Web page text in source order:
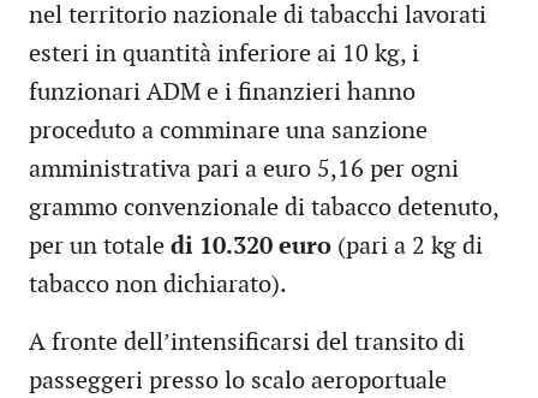
nel territorio nazionale di tabacchi lavorati
esteri in quantità inferiore ai 10 kg, i
funzionari ADM e i finanzieri hanno
proceduto a comminare una sanzione
amministrativa pari a euro 5,16 per ogni
grammo convenzionale di tabacco detenuto,
per un totale di 10.320 euro (pari a 2 kg di
tabacco non dichiarato).
A fronte dell’intensificarsi del transito di
passeggeri presso lo scalo aeroportuale